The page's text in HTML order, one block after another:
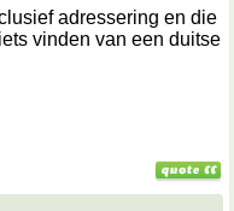
adressering en die
vinden van een duitse